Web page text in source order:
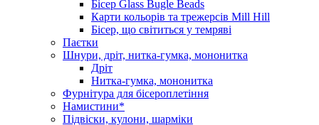
Бісер Glass Bugle Beads
Карти кольорів та трежерсів Mill Hill
Бісер, що світиться у темряві
Паєтки
Шнури, дріт, нитка-гумка, мононитка
Дріт
Нитка-гумка, мононитка
Фурнітура для бісероплетіння
Намистини*
Підвіски, кулони, шарміки